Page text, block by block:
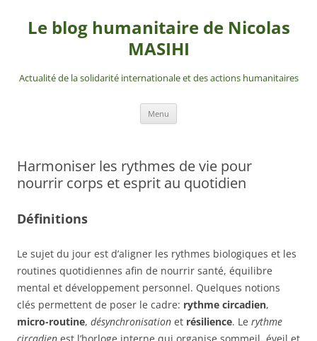
contenu
Le blog humanitaire de Nicolas
MASIHI
Actualité de la solidarité internationale et des actions humanitaires
Menu
Harmoniser les rythmes de vie pour
nourrir corps et esprit au quotidien
Définitions
Le sujet du jour est d’aligner les rythmes biologiques et les
routines quotidiennes afin de nourrir santé, équilibre
mental et développement personnel. Quelques notions
clés permettent de poser le cadre: rythme circadien,
micro-routine, désynchronisation et résilience. Le rythme